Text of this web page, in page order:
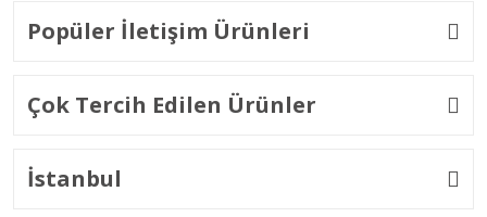
Popüler İletişim Ürünleri
Çok Tercih Edilen Ürünler
İstanbul